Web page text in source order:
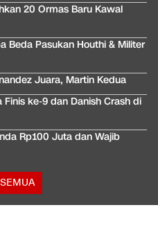
20 Ormas Baru Kawal
Beda Pasukan Houthi & Militer
Juara, Martin Kedua
ke-9 dan Danish Crash di
Rp100 Juta dan Wajib